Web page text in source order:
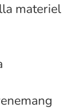
materiel